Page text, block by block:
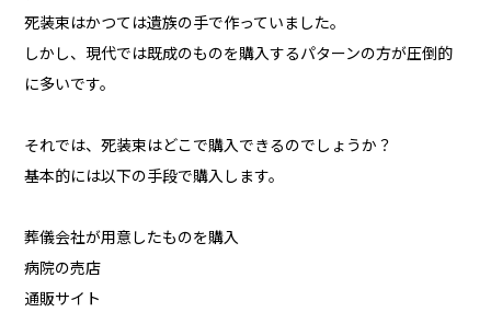
死装束はかつては遺族の手で作っていました。
しかし、現代では既成のものを購入するパターンの方が圧倒的
に多いです。
それでは、死装束はどこで購入できるのでしょうか？
基本的には以下の手段で購入します。
葬儀会社が用意したものを購入
病院の売店
通販サイト